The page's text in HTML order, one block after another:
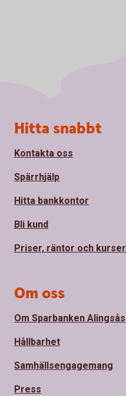
Sidfot
Hitta snabbt
Kontakta oss
Spärrhjälp
Hitta bankkontor
Bli kund
Priser, räntor och kurser
Om oss
Om Sparbanken Alingsås
Hållbarhet
Samhällsengagemang
Press